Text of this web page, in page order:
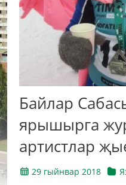
Байлар
ярышырга
артистлар
29 гыйнвар 2018